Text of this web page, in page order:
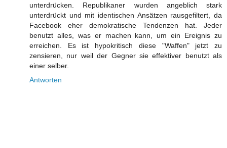
unterdrücken. Republikaner wurden angeblich stark
unterdrückt und mit identischen Ansätzen rausgefiltert, da
Facebook eher demokratische Tendenzen hat. Jeder
benutzt alles, was er machen kann, um ein Ereignis zu
erreichen. Es ist hypokritisch diese "Waffen" jetzt zu
zensieren, nur weil der Gegner sie effektiver benutzt als
einer selber.
Antworten